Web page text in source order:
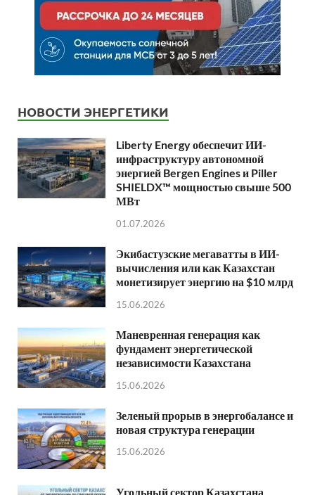
НОВОСТИ ЭНЕРГЕТИКИ
Liberty Energy обеспечит ИИ-
инфраструктуру автономной
энергией Bergen Engines и Piller
SHIELDX™ мощностью свыше 500
МВт
01.07.2026
Экибастузские мегаватты в ИИ-
вычисления или как Казахстан
монетизирует энергию на $10 млрд
15.06.2026
Маневренная генерация как
фундамент энергетической
независимости Казахстана
15.06.2026
Зеленый прорыв в энергобалансе и
новая структура генерации
15.06.2026
Угольный сектор Казахстана